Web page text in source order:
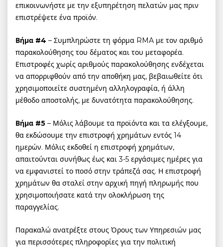
επικοινωνήστε με την εξυπηρέτηση πελατών μας πριν
επιστρέψετε ένα προϊόν.
Βήμα #4 – Συμπληρώστε τη φόρμα RMA με τον αριθμό
παρακολούθησης του δέματος και του μεταφορέα.
Επιστροφές χωρίς αριθμούς παρακολούθησης ενδέχεται
να απορριφθούν από την αποθήκη μας, βεβαιωθείτε ότι
χρησιμοποιείτε συστημένη αλληλογραφία, ή άλλη
μέθοδο αποστολής, με δυνατότητα παρακολούθησης.
Βήμα #5 – Μόλις λάβουμε τα προϊόντα και τα ελέγξουμε,
θα εκδώσουμε την επιστροφή χρημάτων εντός 14
ημερών. Μόλις εκδοθεί η επιστροφή χρημάτων,
απαιτούνται συνήθως έως και 3-5 εργάσιμες ημέρες για
να εμφανιστεί το ποσό στην τράπεζά σας. Η επιστροφή
χρημάτων θα σταλεί στην αρχική πηγή πληρωμής που
χρησιμοποιήσατε κατά την ολοκλήρωση της
παραγγελίας.
Παρακαλώ ανατρέξτε στους Όρους των Υπηρεσιών μας
για περισσότερες πληροφορίες για την πολιτική